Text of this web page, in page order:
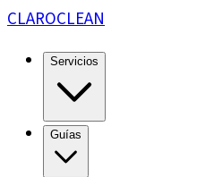
CLAROCLEAN
Servicios
Guías